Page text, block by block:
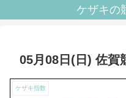
ケザキの
05月08日(日) 佐賀
ケザキ指数